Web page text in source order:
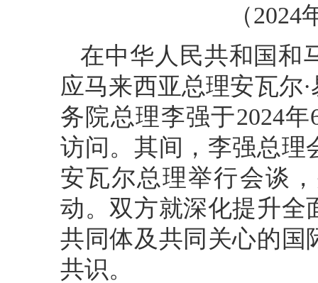
（
在中华人民共和国和
应马来西亚总理安瓦尔
务院总理李强于2024
访问。其间，李强总理
安瓦尔总理举行会谈
动。双方就深化提升全
共同体及共同关心的国
共识。